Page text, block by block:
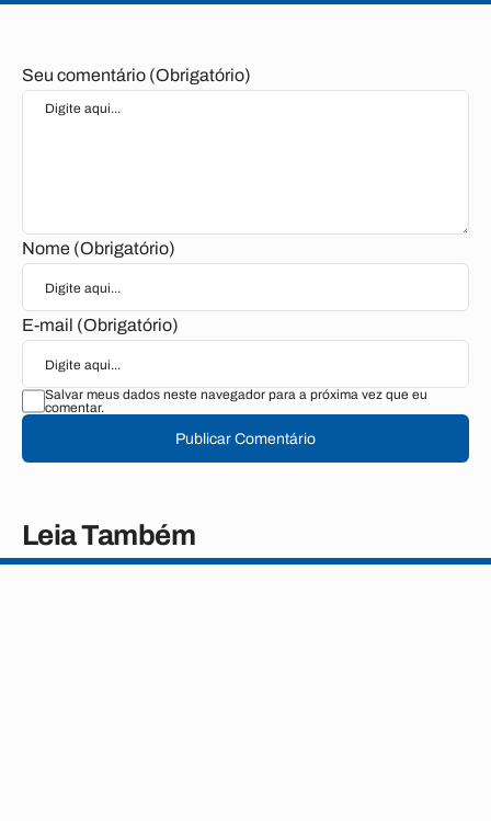
Seu comentário (Obrigatório)
Nome (Obrigatório)
E-mail (Obrigatório)
Salvar meus dados neste navegador para a próxima vez que eu
comentar.
Publicar Comentário
Leia Também